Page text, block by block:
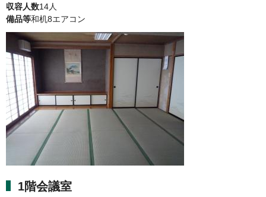
収容人数14人
備品等和机8エアコン
1階会議室